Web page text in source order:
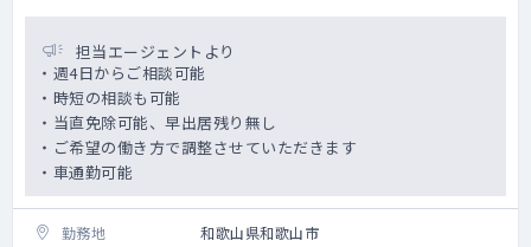
担当エージェントより
・週4日からご相談可能
・時短の相談も可能
・当直免除可能、早出居残り無し
・ご希望の働き方で調整させていただきます
・車通勤可能
勤務地 和歌山県和歌山市